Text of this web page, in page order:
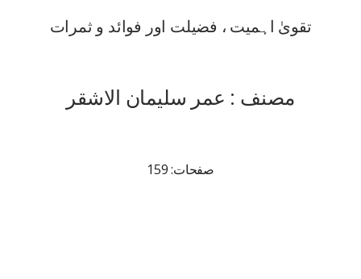
تقویٰ اہمیت ، فضیلت اور فوائد و ثمرات
مصنف : عمر سلیمان الاشقر
صفحات: 159